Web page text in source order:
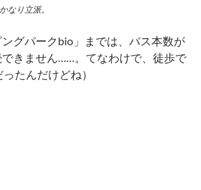
なり立派。
グパークbio」までは、バス本数が
きません……。てなわけで、徒歩で
たんだけどね）